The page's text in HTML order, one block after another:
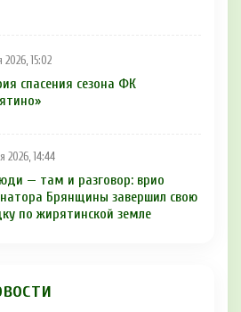
2026, 15:02
спасения сезона ФК
2026, 14:44
— там и разговор: врио
Брянщины завершил свою
по жирятинской земле